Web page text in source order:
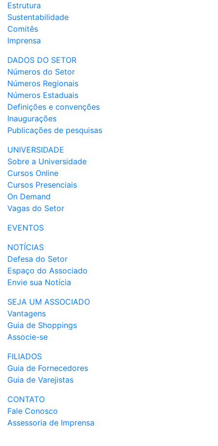
Estrutura
Sustentabilidade
Comitês
Imprensa
DADOS DO SETOR
Números do Setor
Números Regionais
Números Estaduais
Definições e convenções
Inaugurações
Publicações de pesquisas
UNIVERSIDADE
Sobre a Universidade
Cursos Online
Cursos Presenciais
On Demand
Vagas do Setor
EVENTOS
NOTÍCIAS
Defesa do Setor
Espaço do Associado
Envie sua Notícia
SEJA UM ASSOCIADO
Vantagens
Guia de Shoppings
Associe-se
FILIADOS
Guia de Fornecedores
Guia de Varejistas
CONTATO
Fale Conosco
Assessoria de Imprensa